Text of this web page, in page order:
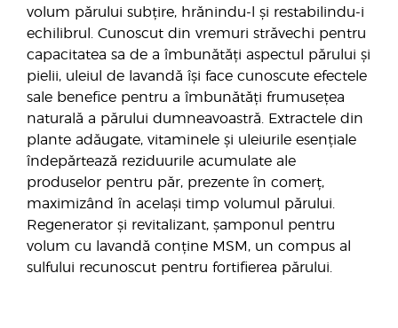
volum părului subțire, hrănindu-l și restabilindu-i
echilibrul. Cunoscut din vremuri străvechi pentru
capacitatea sa de a îmbunătăți aspectul părului și
pielii, uleiul de lavandă își face cunoscute efectele
sale benefice pentru a îmbunătăți frumusețea
naturală a părului dumneavoastră. Extractele din
plante adăugate, vitaminele și uleiurile esențiale
îndepărtează reziduurile acumulate ale
produselor pentru păr, prezente în comerț,
maximizând în același timp volumul părului.
Regenerator și revitalizant, șamponul pentru
volum cu lavandă conține MSM, un compus al
sulfului recunoscut pentru fortifierea părului.